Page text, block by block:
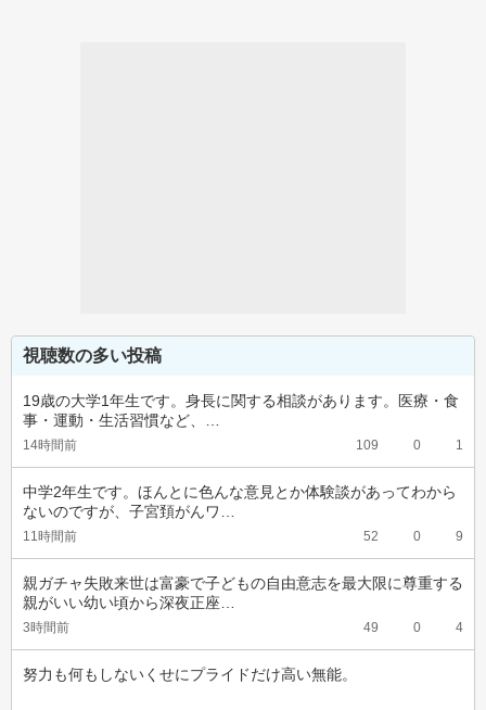
視聴数の多い投稿
19歳の大学1年生です。身長に関する相談があります。医療・食
事・運動・生活習慣など、…
14時間前 109 0 1
中学2年生です。ほんとに色んな意見とか体験談があってわから
ないのですが、子宮頚がんワ…
11時間前 52 0 9
親ガチャ失敗来世は富豪で子どもの自由意志を最大限に尊重する
親がいい幼い頃から深夜正座…
3時間前 49 0 4
努力も何もしないくせにプライドだけ高い無能。